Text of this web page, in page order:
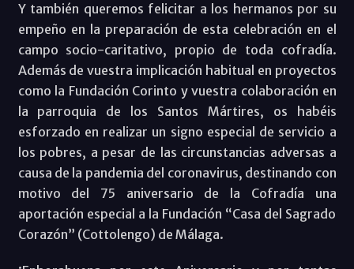
Y también queremos felicitar a los hermanos por su
empeño en la preparación de esta celebración en el
campo socio-caritativo, propio de toda cofradía.
Además de vuestra implicación habitual en proyectos
como la Fundación Corinto y vuestra colaboración en
la parroquia de los Santos Mártires, os habéis
esforzado en realizar un signo especial de servicio a
los pobres, a pesar de las circunstancias adversas a
causa de la pandemia del coronavirus, destinando con
motivo del 75 aniversario de la Cofradía una
aportación especial a la Fundación “Casa del Sagrado
Corazón” (Cottolengo) de Málaga.